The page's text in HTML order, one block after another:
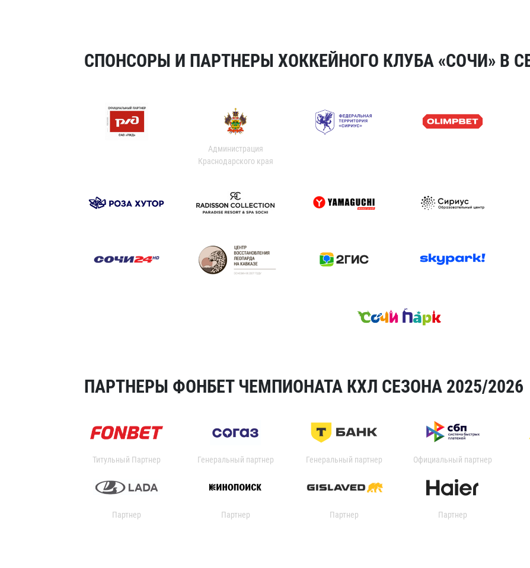
СПОНСОРЫ И ПАРТНЕРЫ ХОККЕЙНОГО КЛУБА «СОЧИ» В
Администрация
Краснодарского края
ПАРТНЕРЫ ФОНБЕТ ЧЕМПИОНАТА КХЛ СЕЗОНА 2025/2026
Титульный Партнер Генеральный партнер Генеральный партнер Официальный партнер
Партнер Партнер Партнер Партнер